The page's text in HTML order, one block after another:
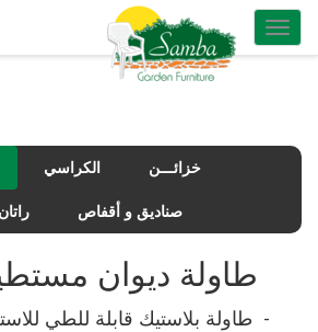
Toggle
navigation
الكراسي خزائـــن
راتان صناديق و أقفاص
طاولة ديوان
- طاولة بلاستيك قابلة للطي